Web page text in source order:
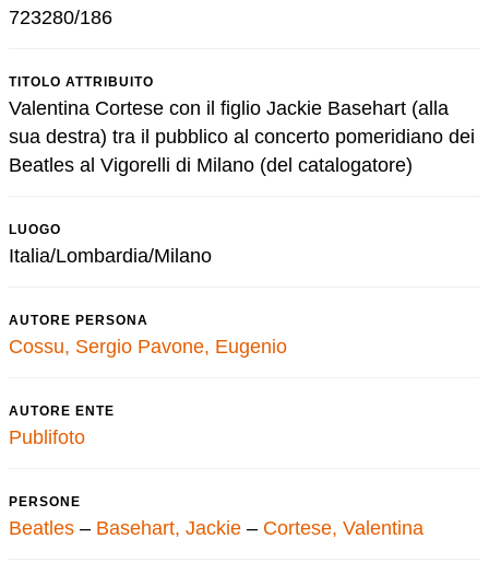
723280/186
TITOLO ATTRIBUITO
Valentina Cortese con il figlio Jackie Basehart (alla
sua destra) tra il pubblico al concerto pomeridiano dei
Beatles al Vigorelli di Milano (del catalogatore)
LUOGO
Italia/Lombardia/Milano
AUTORE PERSONA
Cossu, Sergio Pavone, Eugenio
AUTORE ENTE
Publifoto
PERSONE
Beatles – Basehart, Jackie – Cortese, Valentina